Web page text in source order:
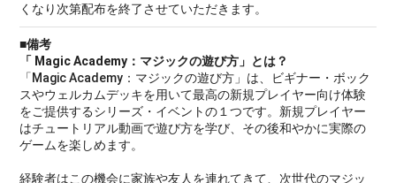
くなり次第配布を終了させていただきます。
■備考
「 Magic Academy：マジックの遊び方」とは？
「Magic Academy：マジックの遊び方」は、ビギナー・ボック
スやウェルカムデッキを用いて最高の新規プレイヤー向け体験
をご提供するシリーズ・イベントの１つです。新規プレイヤー
はチュートリアル動画で遊び方を学び、その後和やかに実際の
ゲームを楽しめます。
経験者はこの機会に家族や友人を連れてきて、次世代のマジッ